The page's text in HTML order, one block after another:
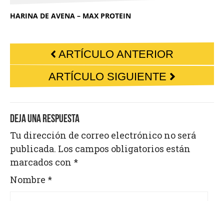
HARINA DE AVENA – MAX PROTEIN
ARTÍCULO ANTERIOR
ARTÍCULO SIGUIENTE
DEJA UNA RESPUESTA
Tu dirección de correo electrónico no será
publicada. Los campos obligatorios están
marcados con *
Nombre *